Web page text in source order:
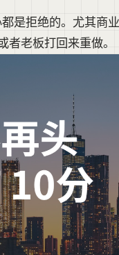
是拒绝的。尤其商
老板打回来重做。